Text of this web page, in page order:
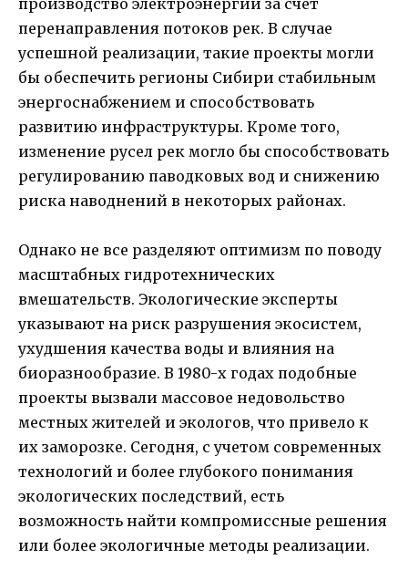
перенаправления потоков рек. В случае
успешной реализации, такие проекты могли
бы обеспечить регионы Сибири стабильным
энергоснабжением и способствовать
развитию инфраструктуры. Кроме того,
изменение русел рек могло бы способствовать
регулированию паводковых вод и снижению
риска наводнений в некоторых районах.
Однако не все разделяют оптимизм по поводу
масштабных гидротехнических
вмешательств. Экологические эксперты
указывают на риск разрушения экосистем,
ухудшения качества воды и влияния на
биоразнообразие. В 1980-х годах подобные
проекты вызвали массовое недовольство
местных жителей и экологов, что привело к
их заморозке. Сегодня, с учетом современных
технологий и более глубокого понимания
экологических последствий, есть
возможность найти компромиссные решения
или более экологичные методы реализации.